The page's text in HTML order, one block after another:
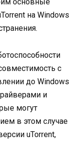
основные
на Windows
с
до Windows
и
могут
в этом случае
uTorrent,